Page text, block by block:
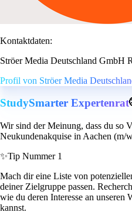
Kontaktdaten:
Ströer Media Deutschland GmbH
Profil von Ströer Media
StudySmarter Expertenrat
Wir sind der Meinung, dass du so
Neukundenakquise in Aachen (m/
✨Tip Nummer 1
Mach dir eine Liste von
deiner Zielgruppe passen.
wie du deren Interesse an unseren
kannst.